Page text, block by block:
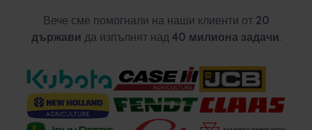
Вече сме помогнали на наши клиенти от 20
държави да изпълнят над 40 милиона задачи.